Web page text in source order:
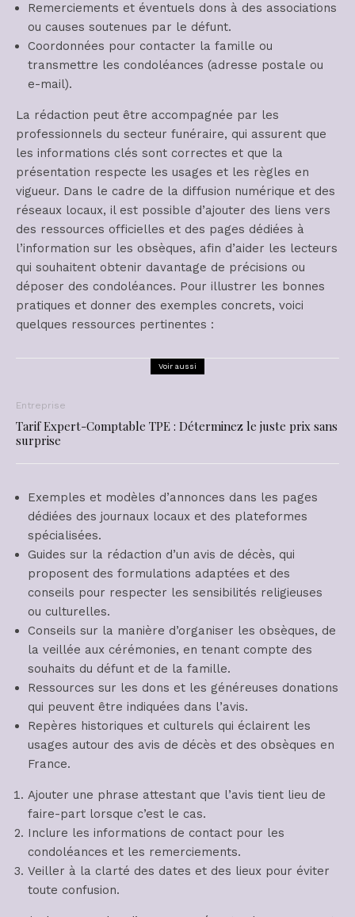
Remerciements et éventuels dons à des associations
ou causes soutenues par le défunt.
Coordonnées pour contacter la famille ou
transmettre les condoléances (adresse postale ou
e-mail).
La rédaction peut être accompagnée par les
professionnels du secteur funéraire, qui assurent que
les informations clés sont correctes et que la
présentation respecte les usages et les règles en
vigueur. Dans le cadre de la diffusion numérique et des
réseaux locaux, il est possible d’ajouter des liens vers
des ressources officielles et des pages dédiées à
l’information sur les obsèques, afin d’aider les lecteurs
qui souhaitent obtenir davantage de précisions ou
déposer des condoléances. Pour illustrer les bonnes
pratiques et donner des exemples concrets, voici
quelques ressources pertinentes :
Voir aussi
Entreprise
Tarif Expert-Comptable TPE : Déterminez le juste prix sans
surprise
Exemples et modèles d’annonces dans les pages
dédiées des journaux locaux et des plateformes
spécialisées.
Guides sur la rédaction d’un avis de décès, qui
proposent des formulations adaptées et des
conseils pour respecter les sensibilités religieuses
ou culturelles.
Conseils sur la manière d’organiser les obsèques, de
la veillée aux cérémonies, en tenant compte des
souhaits du défunt et de la famille.
Ressources sur les dons et les généreuses donations
qui peuvent être indiquées dans l’avis.
Repères historiques et culturels qui éclairent les
usages autour des avis de décès et des obsèques en
France.
Ajouter une phrase attestant que l’avis tient lieu de
faire-part lorsque c’est le cas.
Inclure les informations de contact pour les
condoléances et les remerciements.
Veiller à la clarté des dates et des lieux pour éviter
toute confusion.